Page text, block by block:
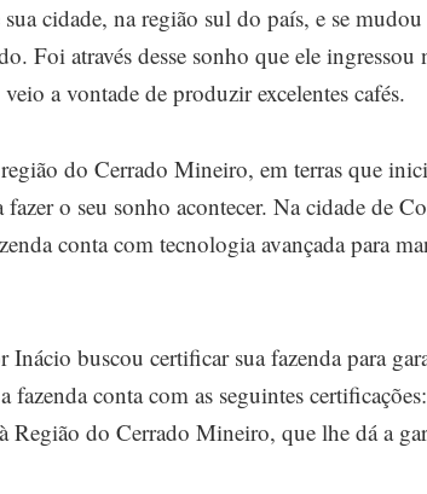
cidade, na região sul do país, e se
Foi através desse sonho que ele
a vontade de produzir excelentes cafés.
do Cerrado Mineiro, em terras que
o seu sonho acontecer. Na cidade de
conta com tecnologia avançada para
Inácio buscou certificar sua fazenda para
fazenda conta com as seguintes
Região do Cerrado Mineiro, que lhe dá a